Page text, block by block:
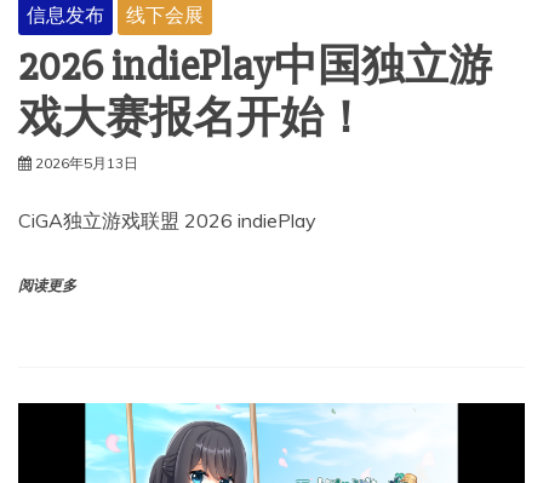
信息发布 线下会展
2026 indiePlay中国独立游
戏大赛报名开始！
2026年5月13日
CiGA独立游戏联盟 2026 indiePlay
阅读更多